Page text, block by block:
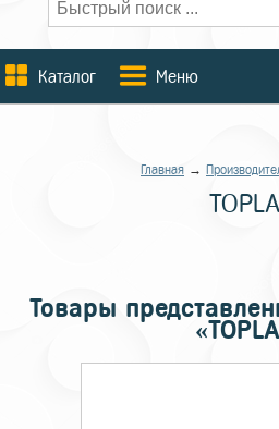
Каталог Меню
Главная →
TOPLA
Товары